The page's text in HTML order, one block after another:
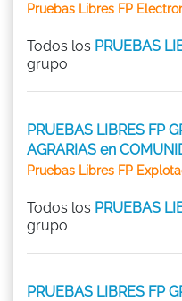
Pruebas Libres FP
Todos los PRUEBAS
grupo
PRUEBAS LIBRES FP
AGRARIAS en
Pruebas Libres FP
Todos los PRUEBAS
grupo
PRUEBAS LIBRES FP